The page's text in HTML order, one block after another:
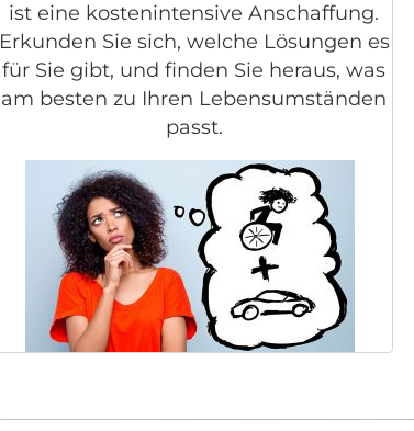
ist eine kostenintensive Anschaffung.
Erkunden Sie sich, welche Lösungen es
für Sie gibt, und finden Sie heraus, was
am besten zu Ihren Lebensumständen
passt.